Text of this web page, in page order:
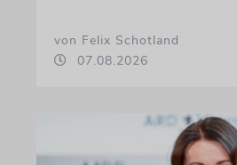
von Felix Schotland
07.08.2026